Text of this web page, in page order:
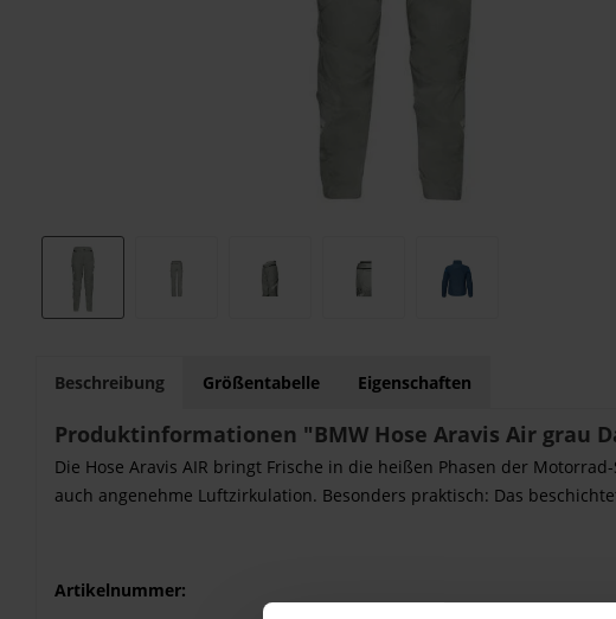
Beschreibung Größentabelle Eigenschaften
Produktinformationen "BMW Hose Aravis Air grau
Die Hose Aravis AIR bringt Frische in die heißen Phasen der
auch angenehme Luftzirkulation. Besonders praktisch: Das
Artikelnummer: